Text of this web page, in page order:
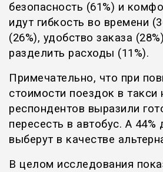
безопасность (61%) и
идут гибкость во времени
(26%), удобство заказа
разделить расходы (11%).
Примечательно, что при
стоимости поездок в такси
респондентов выразили
пересесть в автобус. А 44%
выберут в качестве
В целом исследования